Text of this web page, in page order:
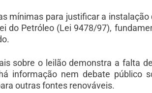
mínimas para justificar a instalação
do Petróleo (Lei 9478/97),
sobre o leilão demonstra a falta
informação nem debate público
outras fontes renováveis.